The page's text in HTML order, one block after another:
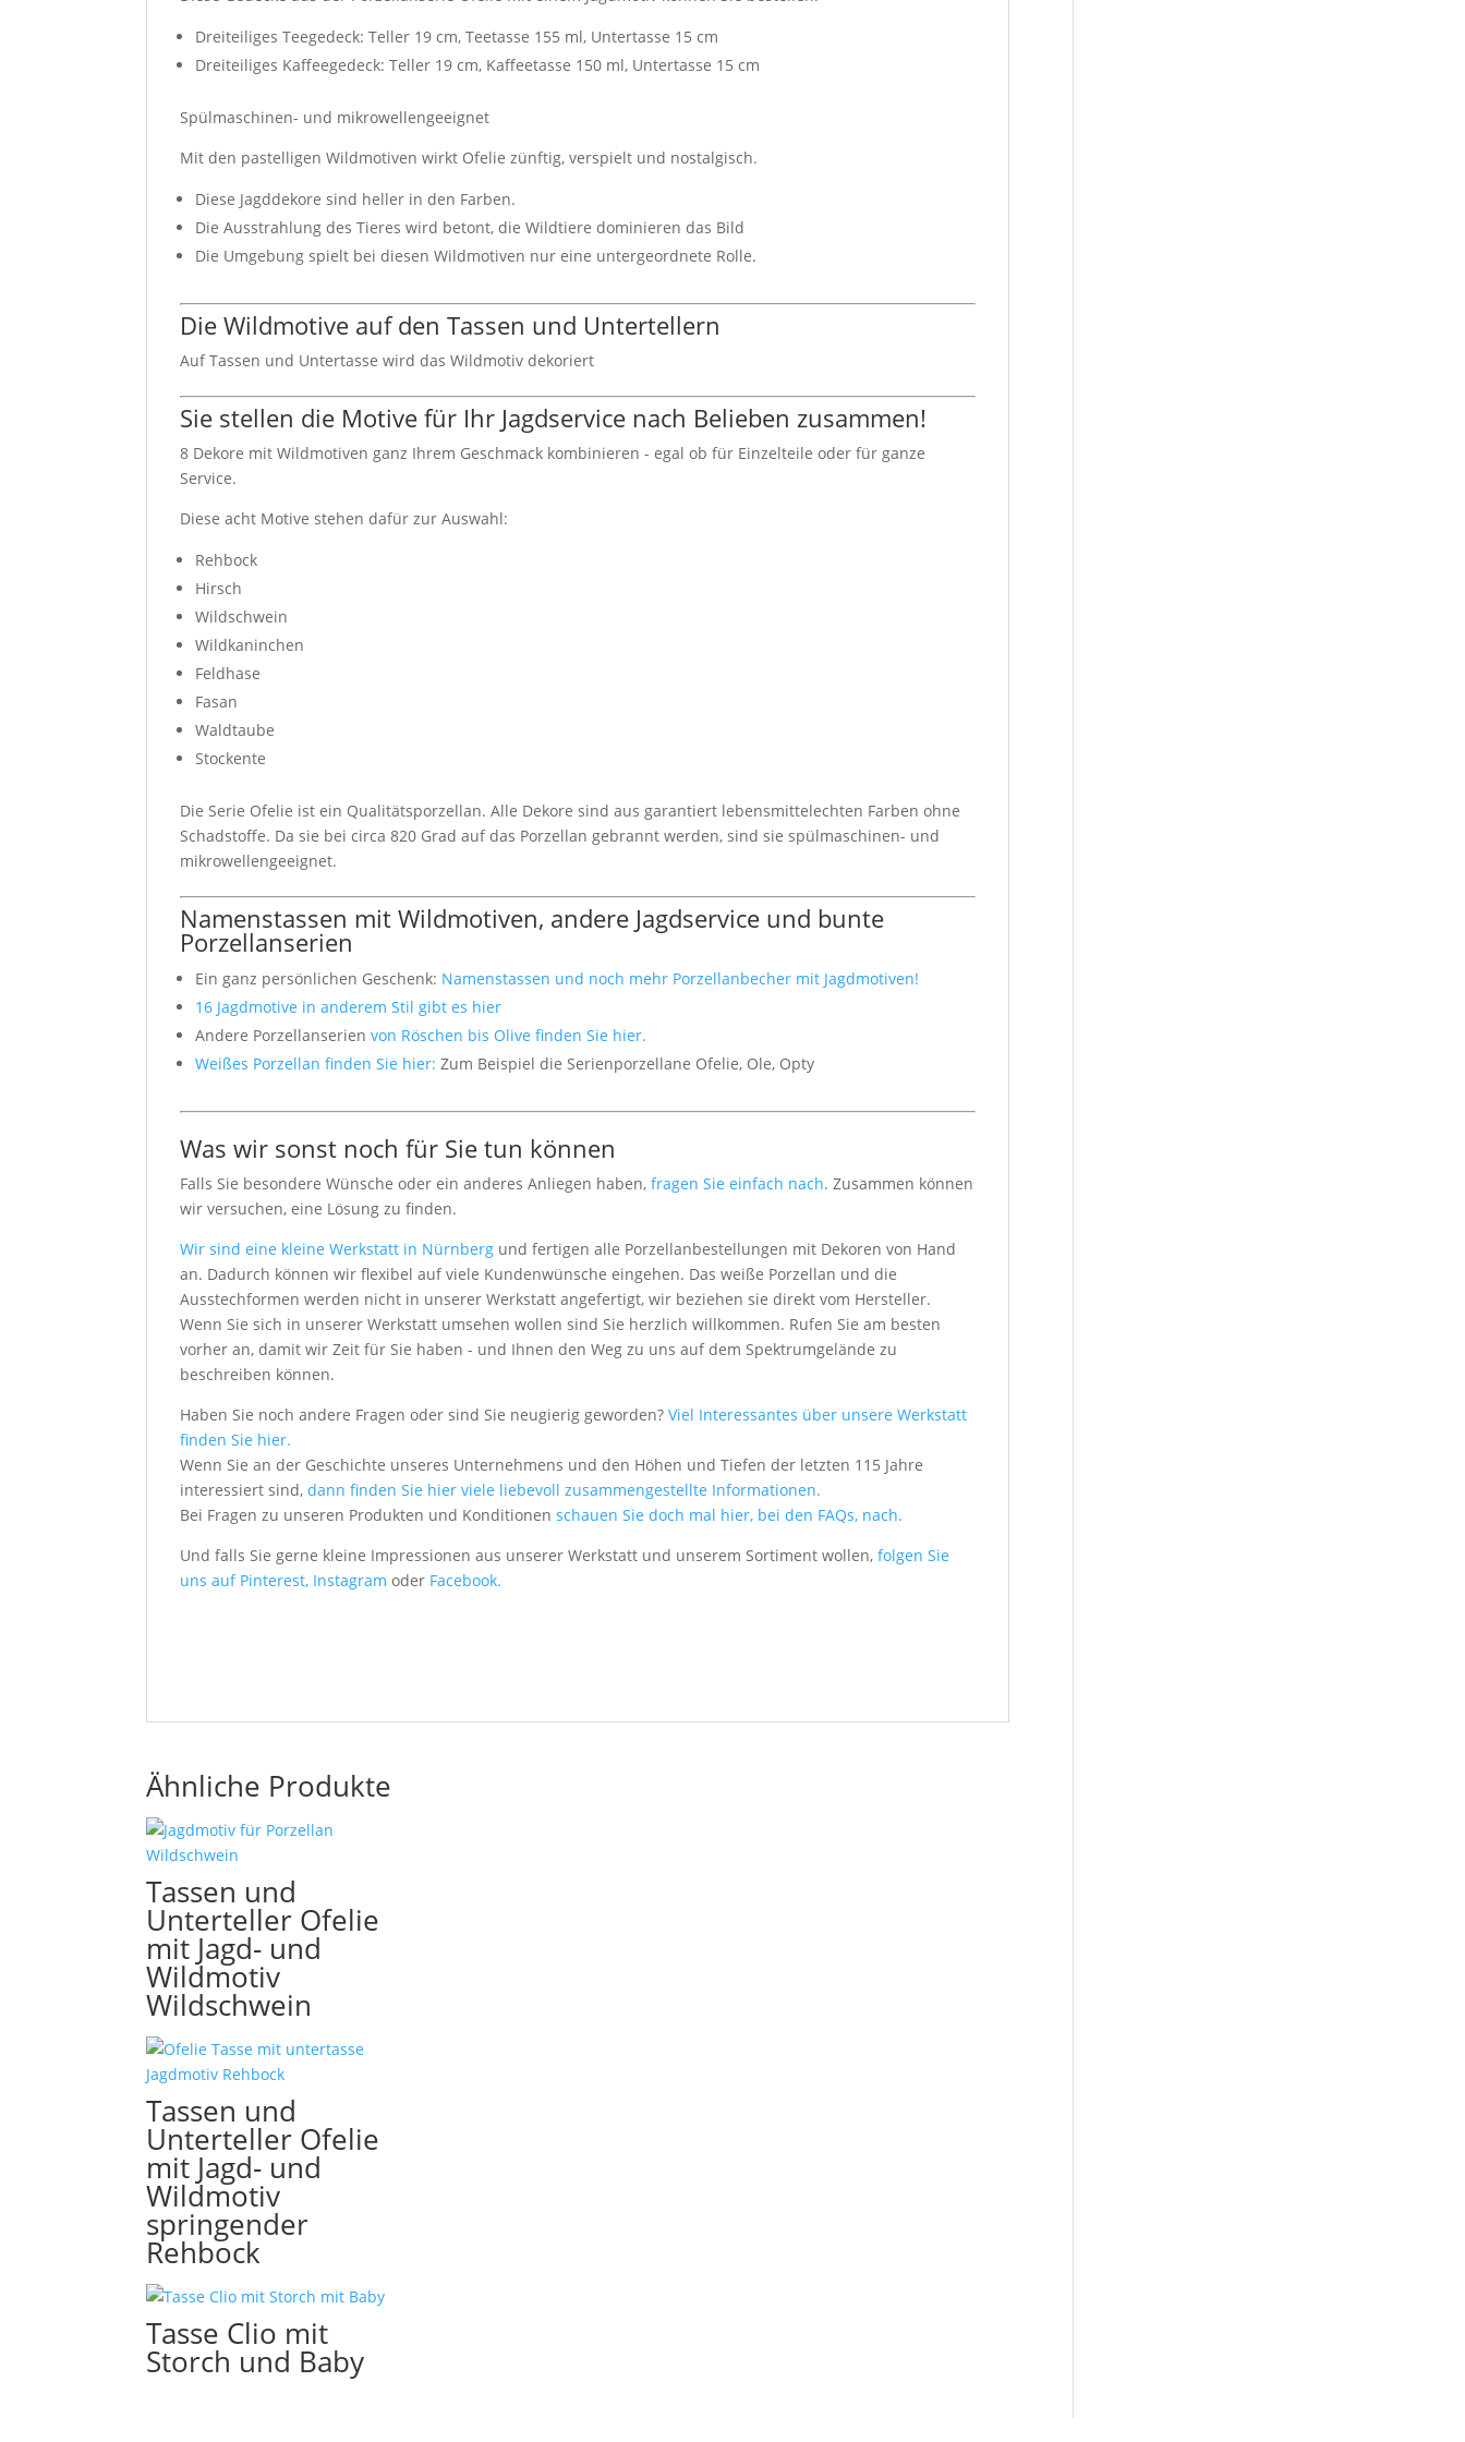
Dreiteiliges Teegedeck: Teller 19 cm, Teetasse 155 ml, Untertasse 15 cm
Dreiteiliges Kaffeegedeck: Teller 19 cm, Kaffeetasse 150 ml, Untertasse 15 cm
Spülmaschinen- und mikrowellengeeignet
Mit den pastelligen Wildmotiven wirkt Ofelie zünftig, verspielt und nostalgisch.
Diese Jagddekore sind heller in den Farben.
Die Ausstrahlung des Tieres wird betont, die Wildtiere dominieren das Bild
Die Umgebung spielt bei diesen Wildmotiven nur eine untergeordnete Rolle.
Die Wildmotive auf den Tassen und Untertellern
Auf Tassen und Untertasse wird das Wildmotiv dekoriert
Sie stellen die Motive für Ihr Jagdservice nach Belieben zusammen!
8 Dekore mit Wildmotiven ganz Ihrem Geschmack kombinieren - egal ob für Einzelteile oder für ganze
Service.
Diese acht Motive stehen dafür zur Auswahl:
Rehbock
Hirsch
Wildschwein
Wildkaninchen
Feldhase
Fasan
Waldtaube
Stockente
Die Serie Ofelie ist ein Qualitätsporzellan. Alle Dekore sind aus garantiert lebensmittelechten Farben ohne
Schadstoffe. Da sie bei circa 820 Grad auf das Porzellan gebrannt werden, sind sie spülmaschinen- und
mikrowellengeeignet.
Namenstassen mit Wildmotiven, andere Jagdservice und bunte
Porzellanserien
Ein ganz persönlichen Geschenk: Namenstassen und noch mehr Porzellanbecher mit Jagdmotiven!
16 Jagdmotive in anderem Stil gibt es hier
Andere Porzellanserienvon Röschen bis Olive finden Sie hier.
Weißes Porzellan finden Sie hier:Zum Beispiel die Serienporzellane Ofelie, Ole, Opty
Was wir sonst noch für Sie tun können
Falls Sie besondere Wünsche oder ein anderes Anliegen haben,fragen Sie einfach nach. Zusammen können
wir versuchen, eine Lösung zu finden.
Wir sind eine kleine Werkstatt in Nürnberg und fertigen alle Porzellanbestellungen mit Dekoren von Hand
an. Dadurch können wir flexibel auf viele Kundenwünsche eingehen. Das weiße Porzellan und die
Ausstechformen werden nicht in unserer Werkstatt angefertigt, wir beziehen sie direkt vom Hersteller.
Wenn Sie sich in unserer Werkstatt umsehen wollen sind Sie herzlich willkommen. Rufen Sie am besten
vorher an, damit wir Zeit für Sie haben - und Ihnen den Weg zu uns auf dem Spektrumgelände zu
beschreiben können.
Haben Sie noch andere Fragen oder sind Sie neugierig geworden? Viel Interessantes über unsere Werkstatt
finden Sie hier.
Wenn Sie an der Geschichte unseres Unternehmens und den Höhen und Tiefen der letzten 115 Jahre
interessiert sind,dann finden Sie hier viele liebevoll zusammengestellte Informationen.
Bei Fragen zu unseren Produkten und Konditionenschauen Sie doch mal hier, bei den FAQs, nach.
Und falls Sie gerne kleine Impressionen aus unserer Werkstatt und unserem Sortiment wollen, folgen Sie
uns auf Pinterest, Instagramoder Facebook.
Ähnliche Produkte
Tassen und
Unterteller Ofelie
mit Jagd- und
Wildmotiv
Wildschwein
Tassen und
Unterteller Ofelie
mit Jagd- und
Wildmotiv
springender
Rehbock
Tasse Clio mit
Storch und Baby